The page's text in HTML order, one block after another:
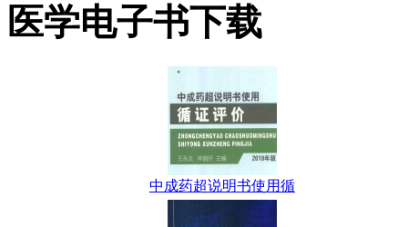
医学电子书下载
中成药超说明书使用循